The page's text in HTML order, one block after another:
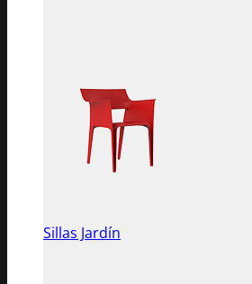
Sillas Jardín